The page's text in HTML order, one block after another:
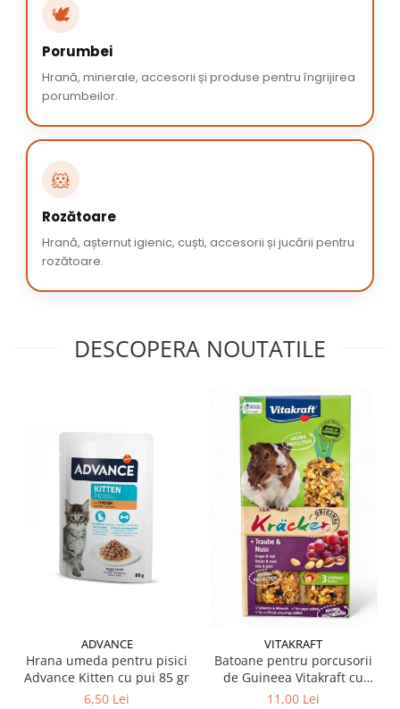
🕊️
Porumbei
Hrană, minerale, accesorii și produse pentru îngrijirea
porumbeilor.
🐹
Rozătoare
Hrană, așternut igienic, cuști, accesorii și jucării pentru
rozătoare.
DESCOPERA NOUTATILE
ADVANCE
Hrana umeda pentru pisici
Advance Kitten cu pui 85 gr
6,50 Lei
VITAKRAFT
Batoane pentru porcusorii
de Guineea Vitakraft cu
struguri & nuci 2 buc
11,00 Lei